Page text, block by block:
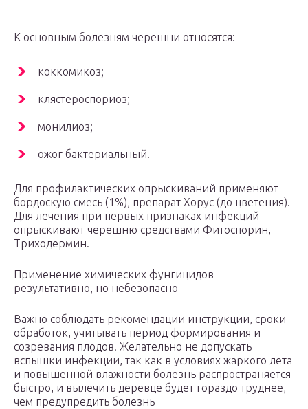
К основным болезням черешни относятся:
коккомикоз;
клястероспориоз;
монилиоз;
ожог бактериальный.
Для профилактических опрыскиваний применяют
бордоскую смесь (1%), препарат Хорус (до цветения).
Для лечения при первых признаках инфекций
опрыскивают черешню средствами Фитоспорин,
Триходермин.
Применение химических фунгицидов
результативно, но небезопасно
Важно соблюдать рекомендации инструкции, сроки
обработок, учитывать период формирования и
созревания плодов. Желательно не допускать
вспышки инфекции, так как в условиях жаркого лета
и повышенной влажности болезнь распространяется
быстро, и вылечить деревце будет гораздо труднее,
чем предупредить болезнь